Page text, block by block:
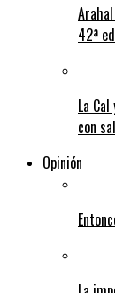
42ª
La
con
Opinión